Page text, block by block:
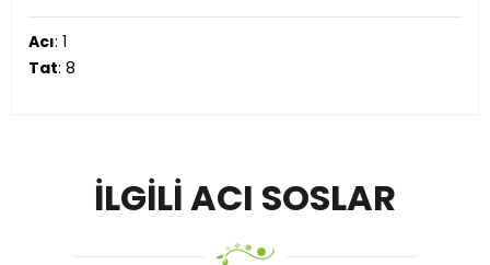
Acı: 1
Tat: 8
İLGILI ACI SOSLAR